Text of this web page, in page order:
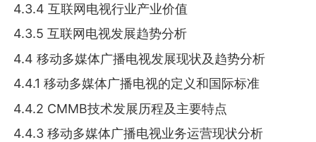
4.3.4 互联网电视行业产业价值
4.3.5 互联网电视发展趋势分析
4.4 移动多媒体广播电视发展现状及趋势分析
4.4.1 移动多媒体广播电视的定义和国际标准
4.4.2 CMMB技术发展历程及主要特点
4.4.3 移动多媒体广播电视业务运营现状分析